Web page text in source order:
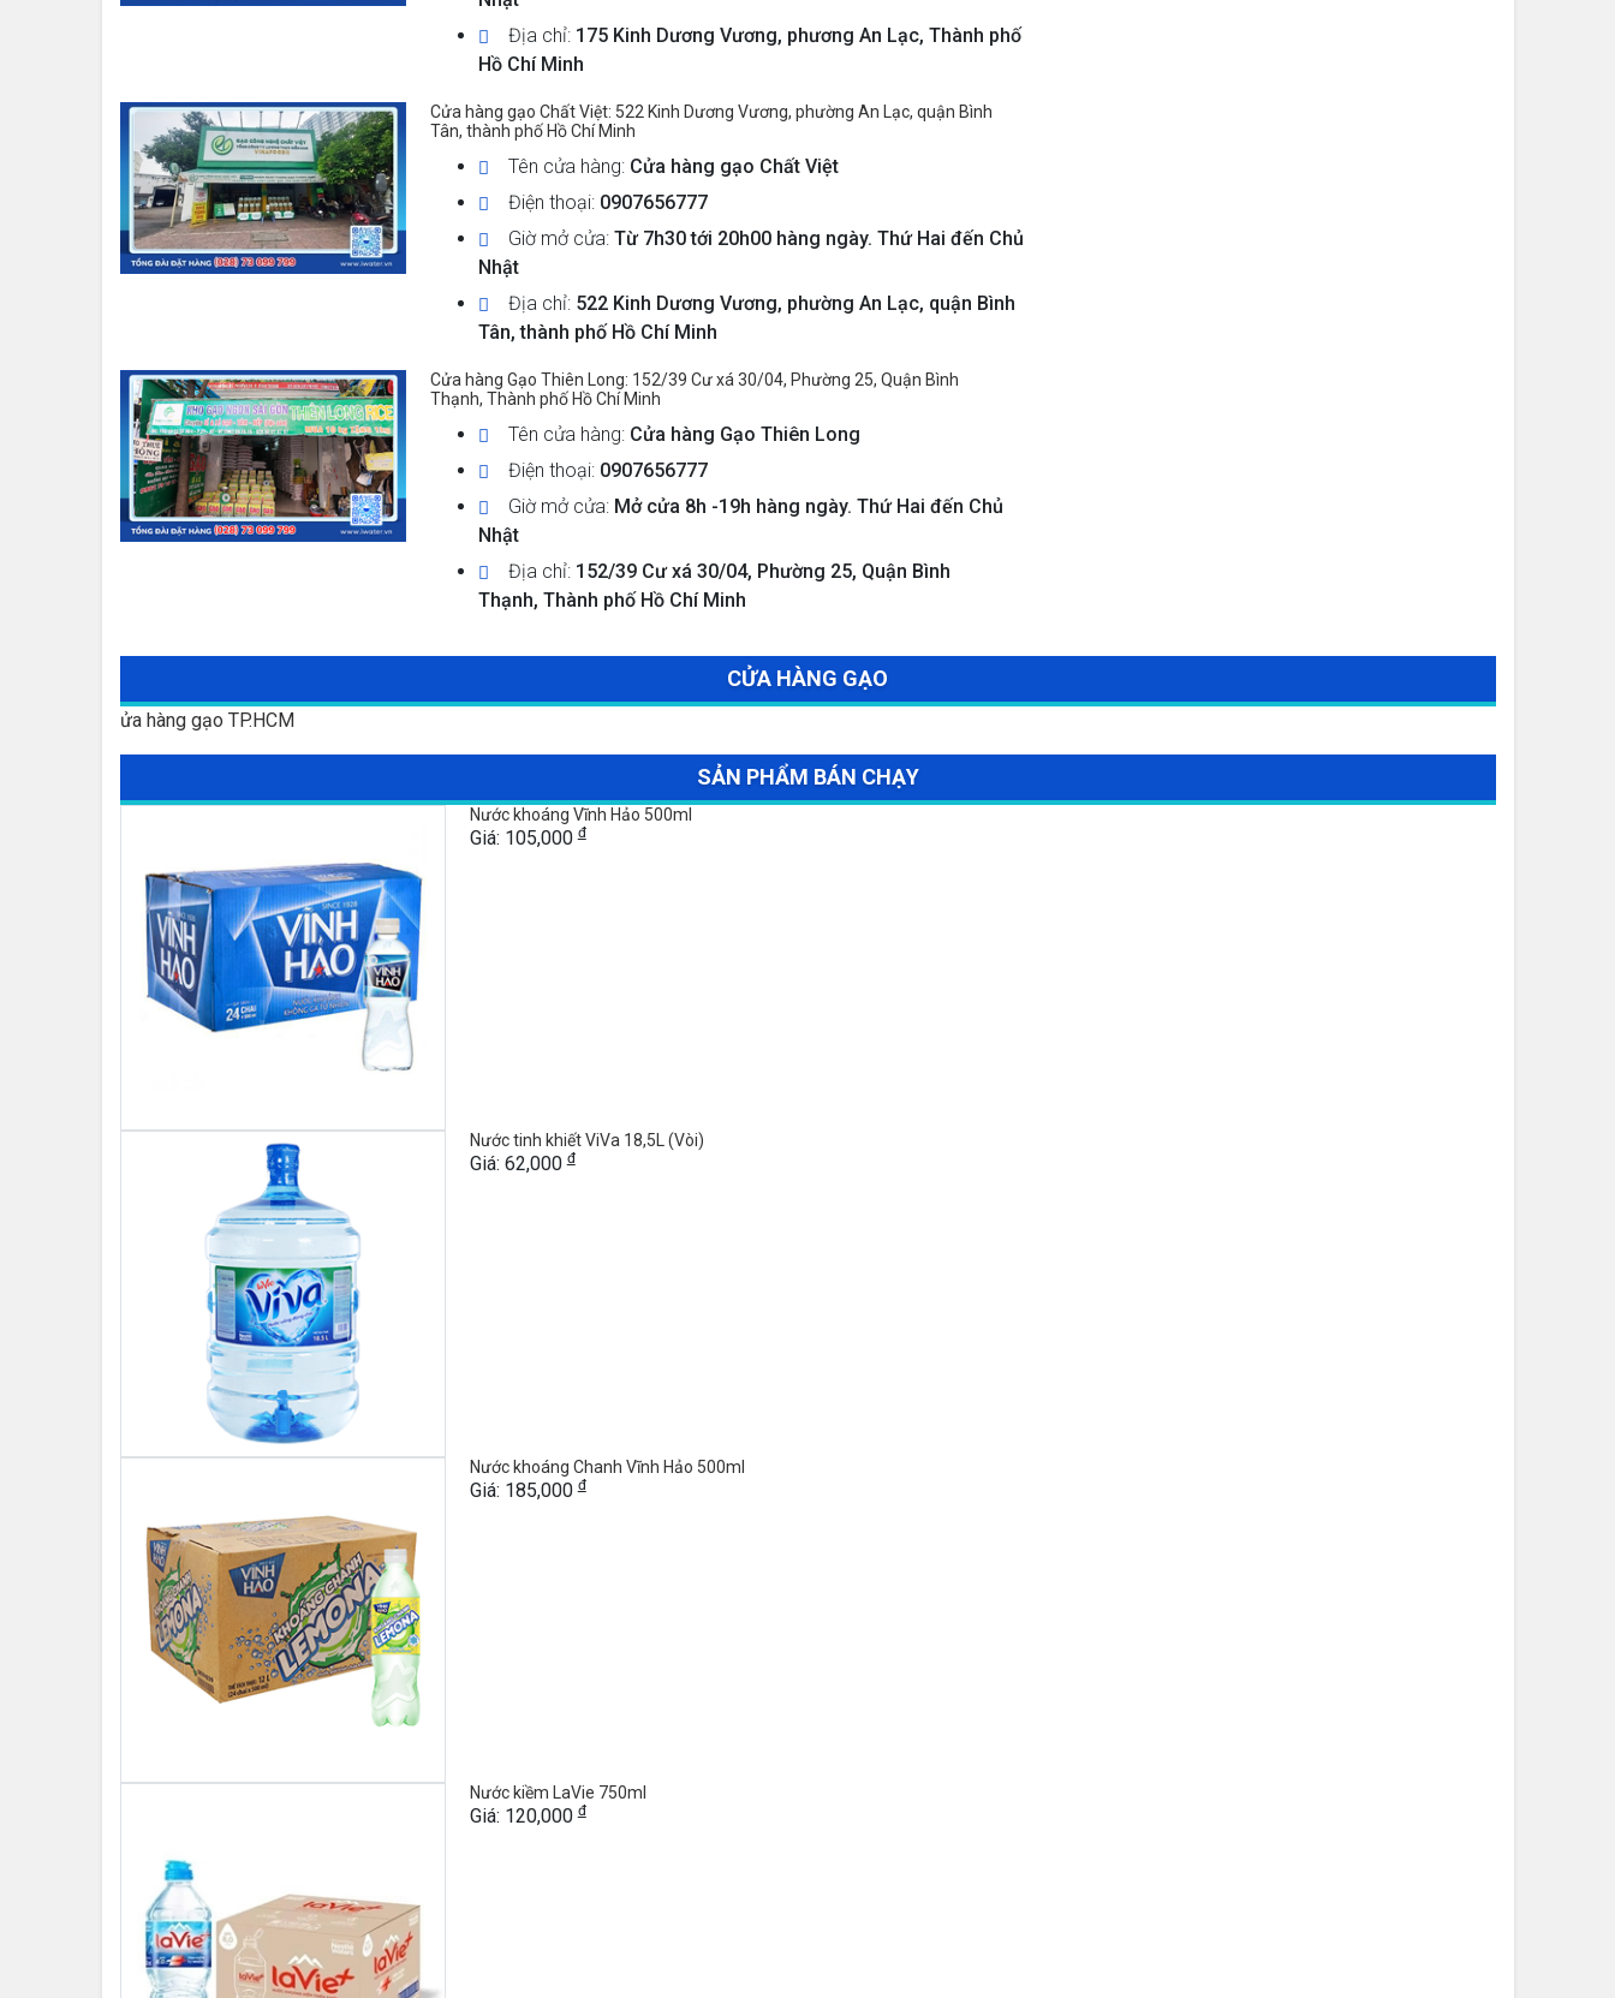
Địa chỉ: 175 Kinh Dương Vương, phương An Lạc, Thành phố
Hồ Chí Minh
Cửa hàng gạo Chất Việt: 522 Kinh Dương Vương, phường An Lạc, quận Bình
Tân, thành phố Hồ Chí Minh
Tên cửa hàng: Cửa hàng gạo Chất Việt
Điện thoại: 0907656777
Giờ mở cửa: Từ 7h30 tới 20h00 hàng ngày. Thứ Hai đến Chủ
Nhật
Địa chỉ: 522 Kinh Dương Vương, phường An Lạc, quận Bình
Tân, thành phố Hồ Chí Minh
Cửa hàng Gạo Thiên Long: 152/39 Cư xá 30/04, Phường 25, Quận Bình
Thạnh, Thành phố Hồ Chí Minh
Tên cửa hàng: Cửa hàng Gạo Thiên Long
Điện thoại: 0907656777
Giờ mở cửa: Mở cửa 8h -19h hàng ngày. Thứ Hai đến Chủ
Nhật
Địa chỉ: 152/39 Cư xá 30/04, Phường 25, Quận Bình
Thạnh, Thành phố Hồ Chí Minh
CỬA HÀNG GẠO
Cửa hàng gạo TP.HCM
SẢN PHẨM BÁN CHẠY
Nước khoáng Vĩnh Hảo 500ml
Giá: 105,000đ
Nước tinh khiết ViVa 18,5L (Vòi)
Giá: 62,000đ
Nước khoáng Chanh Vĩnh Hảo 500ml
Giá: 185,000đ
Nước kiềm LaVie 750ml
Giá: 120,000đ